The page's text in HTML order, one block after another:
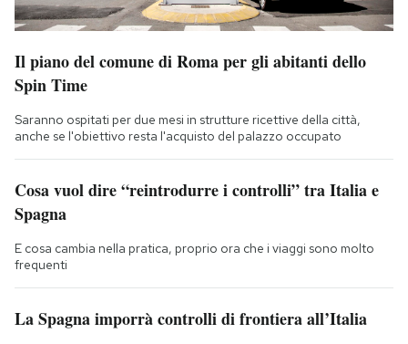
Il piano del comune di Roma per gli abitanti dello
Spin Time
Saranno ospitati per due mesi in strutture ricettive della città,
anche se l'obiettivo resta l'acquisto del palazzo occupato
Cosa vuol dire “reintrodurre i controlli” tra Italia e
Spagna
E cosa cambia nella pratica, proprio ora che i viaggi sono molto
frequenti
La Spagna imporrà controlli di frontiera all’Italia